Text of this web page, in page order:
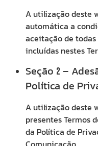
A utilização deste
automática a
aceitação de
incluídas nestes
Seção 2 –
Política de
A utilização deste
presentes Termos
da Política de